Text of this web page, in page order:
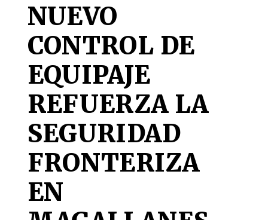
NUEVO
CONTROL DE
EQUIPAJE
REFUERZA LA
SEGURIDAD
FRONTERIZA
EN